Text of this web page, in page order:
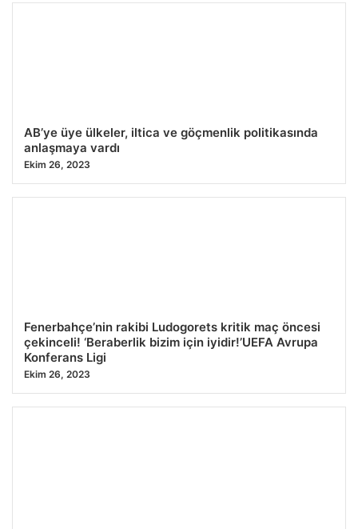
AB’ye üye ülkeler, iltica ve göçmenlik politikasında
anlaşmaya vardı
Ekim 26, 2023
Fenerbahçe’nin rakibi Ludogorets kritik maç öncesi
çekinceli! ‘Beraberlik bizim için iyidir!’UEFA Avrupa
Konferans Ligi
Ekim 26, 2023